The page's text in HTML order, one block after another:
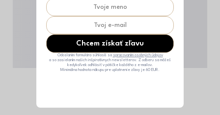
Chcem získať zľavu
Odoslaním formulára súhlasíš sa spracovaním osobných údajov
a so zasielaním našich inšpiratívnych newsletterov. Z odberu sa môžeš
kedykoľvek odhlásiť v pätičke každého z e-mailov.
Minimálna hodnota nákupu pre uplatnenie zľavy je 60 EUR.